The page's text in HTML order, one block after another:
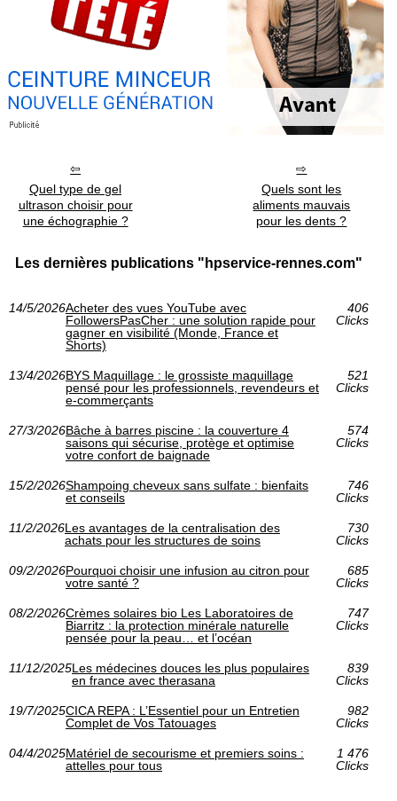
Quel type de gel
ultrason choisir pour
une échographie ?
Quels sont les
aliments mauvais
pour les dents ?
Les dernières publications "hpservice-rennes.com"
14/5/2026Acheter des vues YouTube avec
FollowersPasCher : une solution rapide pour
gagner en visibilité (Monde, France et
Shorts)
406
Clicks
13/4/2026BYS Maquillage : le grossiste maquillage
pensé pour les professionnels, revendeurs et
e-commerçants
521
Clicks
27/3/2026Bâche à barres piscine : la couverture 4
saisons qui sécurise, protège et optimise
votre confort de baignade
574
Clicks
15/2/2026Shampoing cheveux sans sulfate : bienfaits
et conseils
746
Clicks
11/2/2026Les avantages de la centralisation des
achats pour les structures de soins
730
Clicks
09/2/2026Pourquoi choisir une infusion au citron pour
votre santé ?
685
Clicks
08/2/2026Crèmes solaires bio Les Laboratoires de
Biarritz : la protection minérale naturelle
pensée pour la peau… et l’océan
747
Clicks
11/12/2025Les médecines douces les plus populaires
en france avec therasana
839
Clicks
19/7/2025CICA REPA : L’Essentiel pour un Entretien
Complet de Vos Tatouages
982
Clicks
04/4/2025Matériel de secourisme et premiers soins :
attelles pour tous
1 476
Clicks